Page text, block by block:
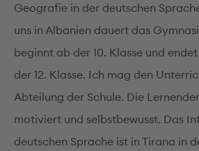
Geografie in der deutschen
uns in Albanien dauert das
beginnt ab der 10. Klasse und
der 12. Klasse. Ich mag den
Abteilung der Schule. Die
motiviert und selbstbewusst. Das
deutschen Sprache ist in Tirana in